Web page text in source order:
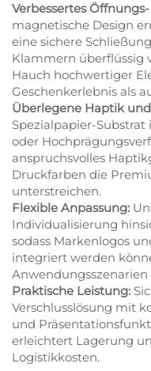
Verbessertes
magnetische Design
eine sichere
Klammern überflüssig
Hauch hochwertiger
Geschenkerlebnis als
Überlegene Haptik
Spezialpapier-
oder
anspruchsvolles
Druckfarben die
unterstreichen.
Flexible Anpassung:
Individualisierung
sodass Markenlogos
integriert werden
Praktische Leistung:
Verschlusslösung mit
und
erleichtert Lagerung
Logistikkosten.